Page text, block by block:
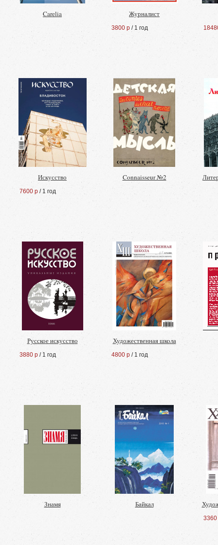
Carelia Журналист
3800 р / 1 год
Искусство
7600 р / 1 год
Connaisseur №2
Русское искусство
3880 р / 1 год
Художественная школа
4800 р / 1 год
Знамя Байкал
3360